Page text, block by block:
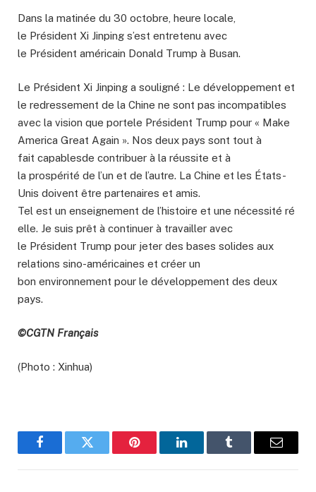
Dans la matinée du 30 octobre, heure locale,
le Président Xi Jinping s’est entretenu avec
le Président américain Donald Trump à Busan.
Le Président Xi Jinping a souligné : Le développement et
le redressement de la Chine ne sont pas incompatibles
avec la vision que portele Président Trump pour « Make
America Great Again ». Nos deux pays sont tout à
fait capablesde contribuer à la réussite et à
la prospérité de l’un et de l’autre. La Chine et les États-
Unis doivent être partenaires et amis.
Tel est un enseignement de l’histoire et une nécessité ré
elle. Je suis prêt à continuer à travailler avec
le Président Trump pour jeter des bases solides aux
relations sino-américaines et créer un
bon environnement pour le développement des deux
pays.
©CGTN Français
(Photo : Xinhua)
FacebookTwitter Pinterest LinkedInTumblr Email